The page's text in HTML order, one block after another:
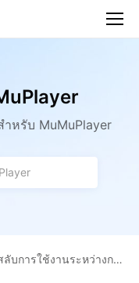
หรับ MuMuPlayer
ลับการใช้งานระหว่างการ์